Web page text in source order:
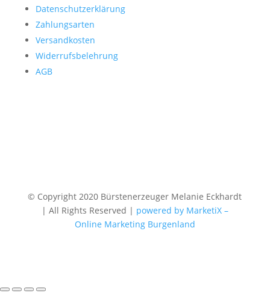
Datenschutzerklärung
Zahlungsarten
Versandkosten
Widerrufsbelehrung
AGB
© Copyright 2020 Bürstenerzeuger Melanie Eckhardt
| All Rights Reserved | powered by MarketiX –
Online Marketing Burgenland